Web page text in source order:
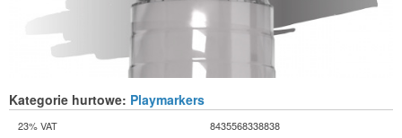
Kategorie hurtowe: Playmarkers
23% VAT
8435568338838